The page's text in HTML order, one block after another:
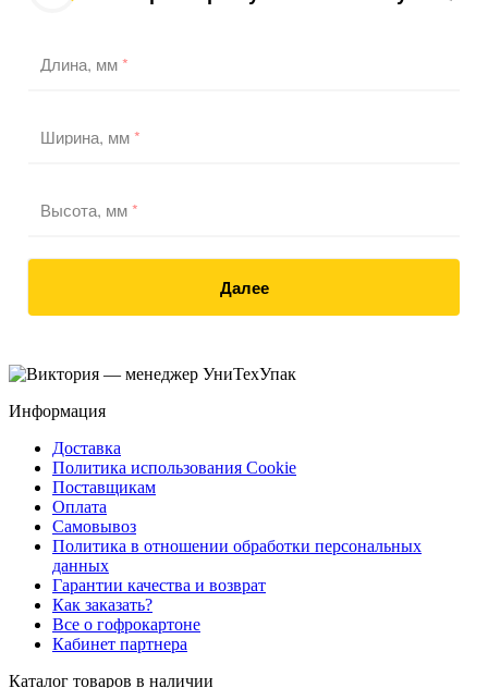
Длина, мм*
Ширина, мм*
Высота, мм*
Далее
Информация
Доставка
Политика использования Cookie
Поставщикам
Оплата
Самовывоз
Политика в отношении обработки персональных
данных
Гарантии качества и возврат
Как заказать?
Все о гофрокартоне
Кабинет партнера
Каталог товаров в наличии